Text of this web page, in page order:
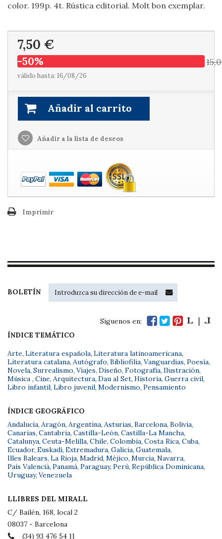
color. 199p. 4t. Rústica editorial. Molt bon exemplar.
7,50 €
-50%
válido hasta: 16/08/26
Añadir al carrito
Añadir a la lista de deseos
Imprimir
BOLETÍN
Síguenos en:
ÍNDICE TEMÁTICO
Arte, Literatura española, Literatura latinoamericana,
Literatura catalana, Autógrafo, Bibliofilia, Vanguardias, Poesía,
Novela, Surrealismo, Viajes, Diseño, Fotografía, Ilustración,
Música , Cine, Arquitectura, Dau al Set, Historia, Guerra civil,
Libro infantil, Libro juvenil, Modernismo, Pensamiento
ÍNDICE GEOGRÁFICO
Andalucía, Aragón, Argentina, Asturias, Barcelona, Bolivia,
Canarias, Cantabria, Castilla-León, Castilla-La Mancha,
Catalunya, Ceuta-Melilla, Chile, Colombia, Costa Rica, Cuba,
Ecuador, Euskadi, Extremadura, Galicia, Guatemala,
Illes Balears, La Rioja, Madrid, Méjico, Murcia, Navarra,
País Valencià, Panamá, Paraguay, Perú, República Dominicana,
Uruguay, Venezuela
LLIBRES DEL MIRALL
C/ Bailèn, 168, local 2
08037 - Barcelona
(34) 93 476 54 11